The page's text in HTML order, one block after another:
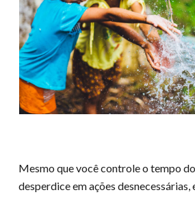
Mesmo que você controle o tempo
desperdice em ações desnecessárias,